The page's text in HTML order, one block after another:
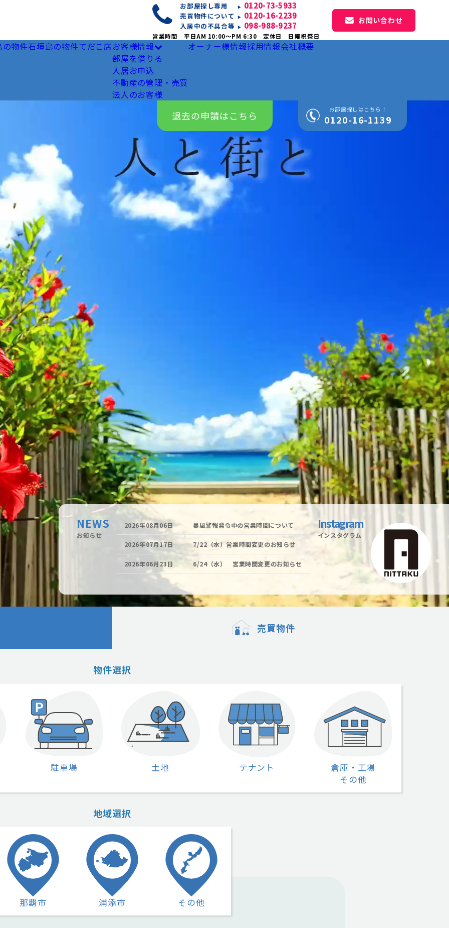
お部屋探し専用 0120-73-5933
売買物件について 0120-16-2239
入居中の不具合等 098-988-9237
営業時間 平日AM 10:00〜PM 6:30 定休日 日曜祝祭日
お問い合わせ
の物件石垣島の物件てだこ店お客様情報
部屋を借りる
入居お申込
不動産の管理・売買
法人のお客様
オーナー様情報採用情報会社概要
退去の申請はこちら お部屋探しはこちら！
0120-16-1139
NEWS
お知らせ
2026年08月06日 暴風警報発令中の営業時間について
2026年07月17日 7/22（水）営業時間変更のお知らせ
2026年06月23日 6/24（水） 営業時間変更のお知らせ
Instagram
インスタグラム
売買物件
物件選択
駐車場 土地 テナント
倉庫・工場
その他
地域選択
那覇市 浦添市 その他